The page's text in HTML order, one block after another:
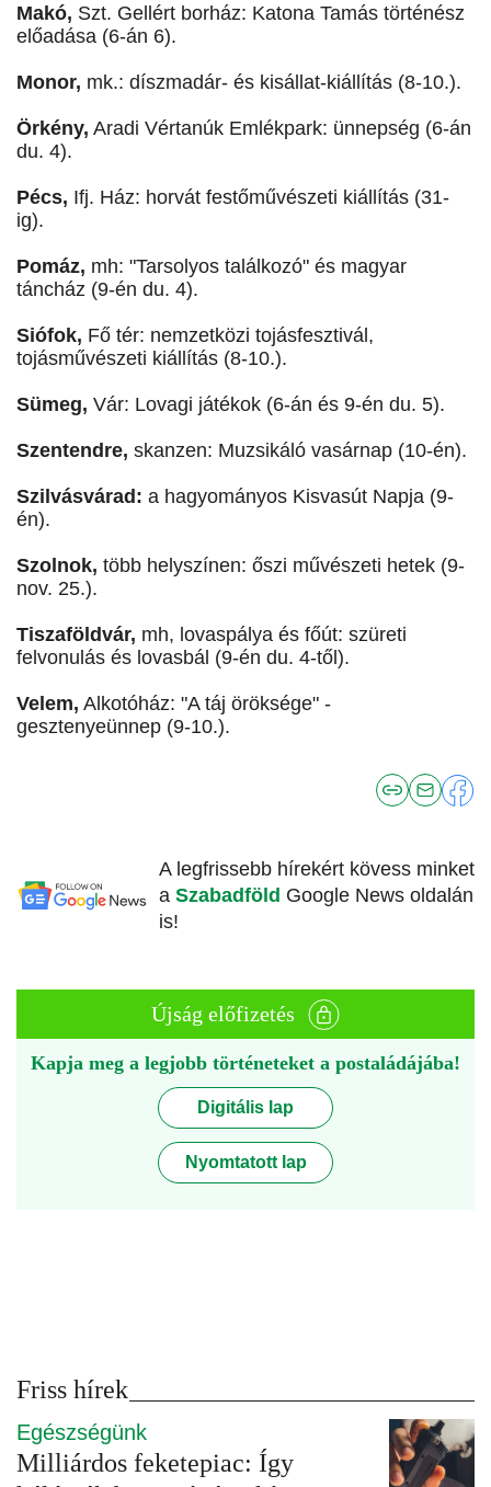
Makó, Szt. Gellért borház: Katona Tamás történész
előadása (6-án 6).
Monor, mk.: díszmadár- és kisállat-kiállítás (8-10.).
Örkény, Aradi Vértanúk Emlékpark: ünnepség (6-án
du. 4).
Pécs, Ifj. Ház: horvát festőművészeti kiállítás (31-
ig).
Pomáz, mh: "Tarsolyos találkozó" és magyar
táncház (9-én du. 4).
Siófok, Fő tér: nemzetközi tojásfesztivál,
tojásművészeti kiállítás (8-10.).
Sümeg, Vár: Lovagi játékok (6-án és 9-én du. 5).
Szentendre, skanzen: Muzsikáló vasárnap (10-én).
Szilvásvárad: a hagyományos Kisvasút Napja (9-
én).
Szolnok, több helyszínen: őszi művészeti hetek (9-
nov. 25.).
Tiszaföldvár, mh, lovaspálya és főút: szüreti
felvonulás és lovasbál (9-én du. 4-től).
Velem, Alkotóház: "A táj öröksége" -
gesztenyeünnep (9-10.).
A legfrissebb hírekért kövess minket
a Szabadföld Google News oldalán
is!
Újság előfizetés
Kapja meg a legjobb történeteket a postaládájába!
Digitális lap
Nyomtatott lap
Friss hírek
Egészségünk
Milliárdos feketepiac: Így